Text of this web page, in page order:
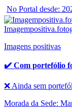
No Portal desde:
Imagens positivas
✔️ Com portefólio
❌ Ainda sem
Morada da Sede: